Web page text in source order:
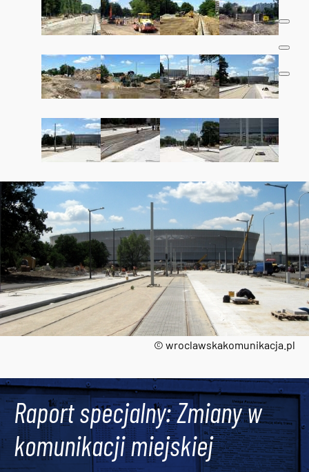
© wroclawskakomunikacja.pl
Raport specjalny: Zmiany w
komunikacji miejskiej